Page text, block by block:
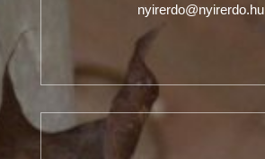
nyirerdo@nyirerdo.hu